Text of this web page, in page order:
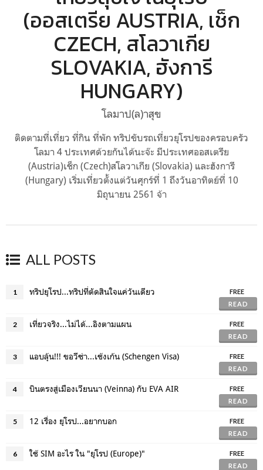
(ออสเตรีย AUSTRIA, เช็ก
CZECH, สโลวาเกีย
SLOVAKIA, ฮังการี
HUNGARY)
โลมาป(ล)าสุข
ติดตามที่เที่ยว ที่กิน ที่พัก ทริปขับรถเที่ยวยุโรปของครอบครัว
โลมา 4 ประเทศด้วยกันได้นะจ๊ะ มีประเทศออสเตรีย
(Austria)เช็ก (Czech)สโลวาเกีย (Slovakia) และฮังการี
(Hungary) เริ่มเที่ยวตั้งแต่วันศุกร์ที่ 1 ถึงวันอาทิตย์ที่ 10
มิถุนายน 2561 จ้า
ALL POSTS
1 ทริปยุโรป...ทริปที่ตัดสินใจแค่วันเดียว
FREE
READ
2 เที่ยวจริง...ไม่ได้...อิงตามแผน
FREE
READ
3 แอบลุ้น!!! ขอวีซ่า...เช้งเก้น (Schengen Visa)
FREE
READ
4 บินตรงสู่เมืองเวียนนา (Veinna) กับ EVA AIR
FREE
READ
5 12 เรื่อง ยุโรป...อยากบอก
FREE
READ
6 ใช้ SIM อะไร ใน "ยุโรป (Europe)"
FREE
READ